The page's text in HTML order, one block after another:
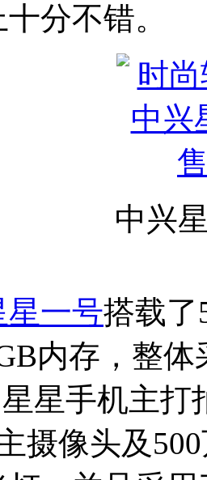
分不错。
中兴
星一号搭载了
内存，整
星手机主
摄像头及